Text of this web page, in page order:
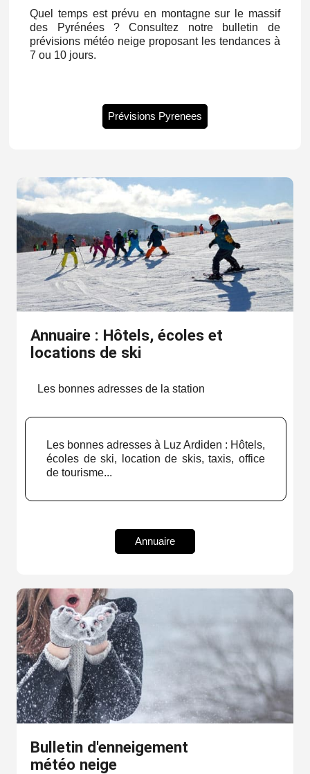
Quel temps est prévu en montagne sur le massif
des Pyrénées ? Consultez notre bulletin de
prévisions météo neige proposant les tendances à
7 ou 10 jours.
Prévisions Pyrenees
Annuaire : Hôtels, écoles et
locations de ski
Les bonnes adresses de la station
Les bonnes adresses à Luz Ardiden : Hôtels,
écoles de ski, location de skis, taxis, office
de tourisme...
Annuaire
Bulletin d'enneigement
météo neige